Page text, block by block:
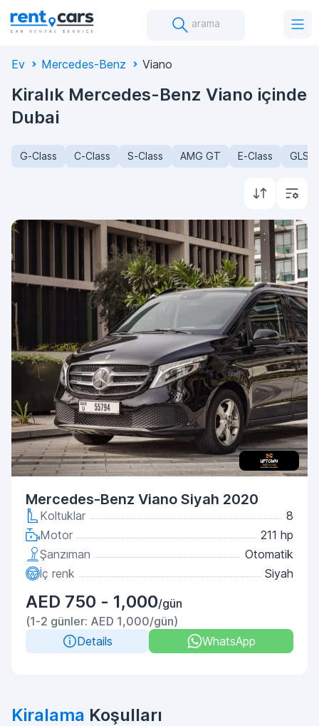
arama
Ev Mercedes-Benz Viano
Kiralık Mercedes-Benz Viano içinde
Dubai
G-Class C-Class S-Class AMG GT E-Class GLS-
Mercedes-Benz Viano Siyah 2020
Koltuklar
8
Motor
211 hp
Şanzıman
Otomatik
İç renk
Siyah
AED 750 - 1,000/gün
(1-2 günler: AED 1,000/gün)
Details
WhatsApp
Kiralama Koşulları